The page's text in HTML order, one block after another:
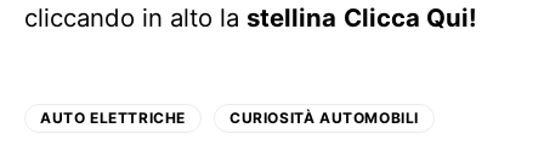
cliccando in alto la stellina Clicca Qui!
AUTO ELETTRICHE CURIOSITÀ AUTOMOBILI